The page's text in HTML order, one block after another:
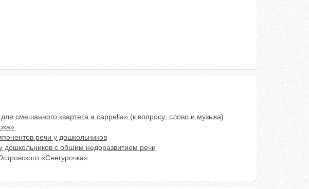
смешанного квартета a cappella» (к вопросу: слово и музыка)
речи у дошкольников
дошкольников с общим недоразвитием речи
«Снегурочка»